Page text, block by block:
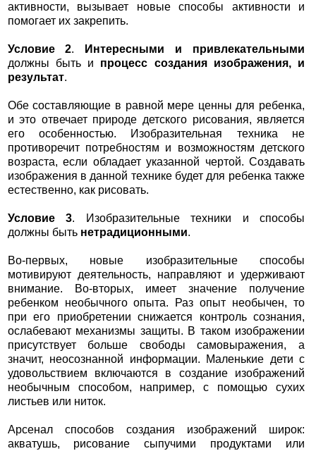
активности, вызывает новые способы активности и
помогает их закрепить.
Условие 2.
Интересными и привлекательными
должны быть и процесс создания изображения, и
результат.
Обе составляющие в равной мере ценны для ребенка,
и это отвечает природе детского рисования, является
его особенностью. Изобразительная техника не
противоречит потребностям и возможностям детского
возраста, если обладает указанной чертой. Создавать
изображения в данной технике будет для ребенка также
естественно, как рисовать.
Условие 3. Изобразительные техники и способы
должны быть нетрадиционными.
Во-первых, новые изобразительные способы
мотивируют деятельность, направляют и удерживают
внимание. Во-вторых, имеет значение получение
ребенком необычного опыта. Раз опыт необычен, то
при его приобретении снижается контроль сознания,
ослабевают механизмы защиты. В таком изображении
присутствует больше свободы самовыражения, а
значит, неосознанной информации. Маленькие дети с
удовольствием включаются в создание изображений
необычным способом, например, с помощью сухих
листьев или ниток.
Арсенал способов создания изображений широк:
акватушь, рисование сыпучими продуктами или